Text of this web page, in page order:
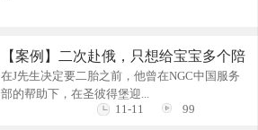
【案例】二次赴俄，只想给宝宝多个陪
伴
在J先生决定要二胎之前，他曾在NGC中国服务
部的帮助下，在圣彼得堡迎...
11-11
99